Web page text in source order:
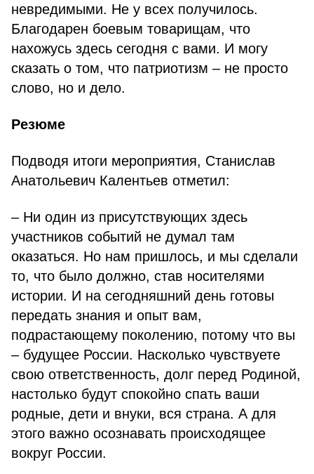
невредимыми. Не у всех получилось.
Благодарен боевым товарищам, что
нахожусь здесь сегодня с вами. И могу
сказать о том, что патриотизм – не просто
слово, но и дело.
Резюме
Подводя итоги мероприятия, Станислав
Анатольевич Калентьев отметил:
– Ни один из присутствующих здесь
участников событий не думал там
оказаться. Но нам пришлось, и мы сделали
то, что было должно, став носителями
истории. И на сегодняшний день готовы
передать знания и опыт вам,
подрастающему поколению, потому что вы
– будущее России. Насколько чувствуете
свою ответственность, долг перед Родиной,
настолько будут спокойно спать ваши
родные, дети и внуки, вся страна. А для
этого важно осознавать происходящее
вокруг России.